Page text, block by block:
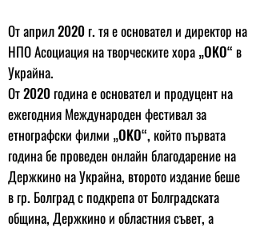
От април 2020 г. тя е основател и директор на
НПО Асоциация на творческите хора „OKO“ в
Украйна.
От 2020 година е основател и продуцент на
ежегодния Международен фестивал за
етнографски филми „OKO“, който първата
година бе проведен онлайн благодарение на
Держкино на Украйна, второто издание беше
в гр. Болград с подкрепа от Болградската
община, Держкино и областния съвет, а